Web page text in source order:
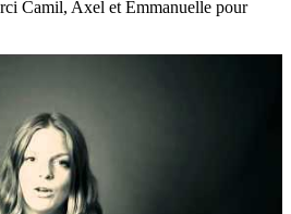
Camil, Axel et Emmanuelle pour